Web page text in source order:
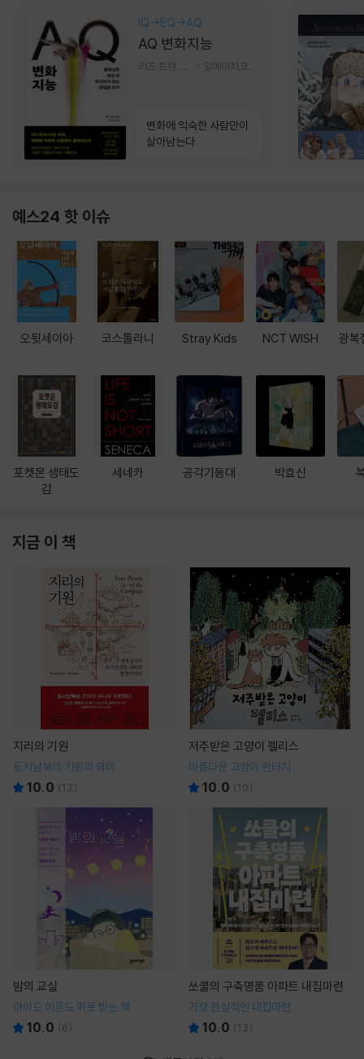
IQ→EQ→AQ
AQ 변화지능
변화에 익숙한 사람만이
살아남는다
예스24 핫 이슈
오뒷세이아
포켓몬 생태도
감
코스톨라니
세네카
Stray Kids
공각기동대
NCT WISH
박효신
광복
지금 이 책
지리의 기원
동서남북의 기원과 의미
10.0 (12)
저주받은 고양이 펠리스
아름다운 고양이 판타지
10.0 (10)
밤의 교실
아이도 어른도 위로 받는 책
10.0 (6)
쏘쿨의 구축명품 아파트 내집마련
가장 현실적인 내집마련
10.0 (13)